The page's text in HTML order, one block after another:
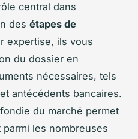
central dans
des étapes de
expertise, ils vous
du dossier en
nécessaires, tels
antécédents bancaires.
du marché permet
les nombreuses